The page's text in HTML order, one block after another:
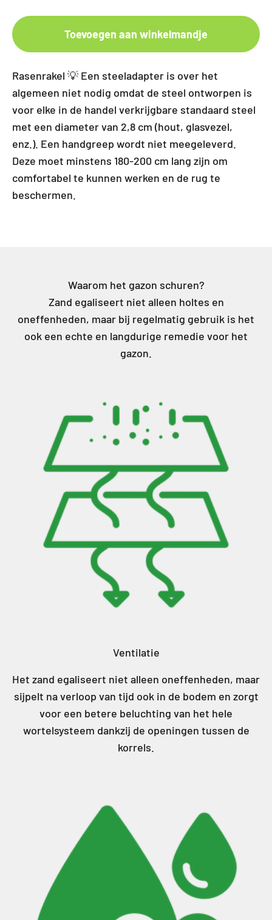
Toevoegen aan winkelmandje
Rasenrakel 💡 Een steeladapter is over het
algemeen niet nodig omdat de steel ontworpen is
voor elke in de handel verkrijgbare standaard steel
met een diameter van 2,8 cm (hout, glasvezel,
enz.). Een handgreep wordt niet meegeleverd.
Deze moet minstens 180-200 cm lang zijn om
comfortabel te kunnen werken en de rug te
beschermen.
Waarom het gazon schuren?
Zand egaliseert niet alleen holtes en
oneffenheden, maar bij regelmatig gebruik is het
ook een echte en langdurige remedie voor het
gazon.
Ventilatie
Het zand egaliseert niet alleen oneffenheden, maar
sijpelt na verloop van tijd ook in de bodem en zorgt
voor een betere beluchting van het hele
wortelsysteem dankzij de openingen tussen de
korrels.